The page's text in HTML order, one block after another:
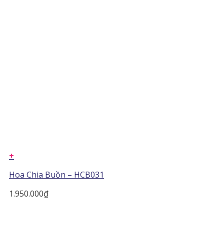
+
Hoa Chia Buồn – HCB031
1.950.000₫